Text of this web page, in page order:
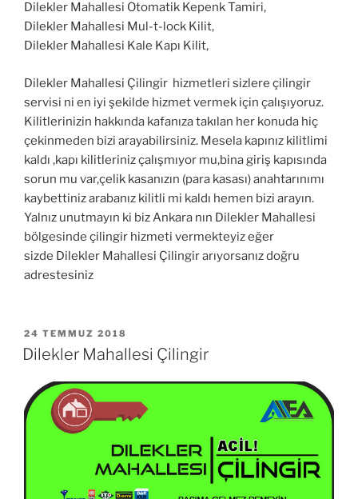
Dilekler Mahallesi Otomatik Kepenk Tamiri,
Dilekler Mahallesi Mul-t-lock Kilit,
Dilekler Mahallesi Kale Kapı Kilit,
Dilekler Mahallesi Çilingir hizmetleri sizlere çilingir
servisi ni en iyi şekilde hizmet vermek için çalışıyoruz.
Kilitlerinizin hakkında kafanıza takılan her konuda hiç
çekinmeden bizi arayabilirsiniz. Mesela kapınız kilitlimi
kaldı ,kapı kilitleriniz çalışmıyor mu,bina giriş kapısında
sorun mu var,çelik kasanızın (para kasası) anahtarınımı
kaybettiniz arabanız kilitli mi kaldı hemen bizi arayın.
Yalnız unutmayın ki biz Ankara nın Dilekler Mahallesi
bölgesinde çilingir hizmeti vermekteyiz eğer
sizde Dilekler Mahallesi Çilingir arıyorsanız doğru
adrestesiniz
YAYIM
TARIHI
24 TEMMUZ 2018
Dilekler Mahallesi Çilingir